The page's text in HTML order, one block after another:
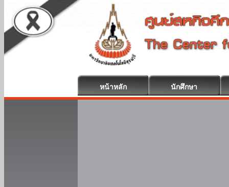
หน้าหลัก นักศึกษา